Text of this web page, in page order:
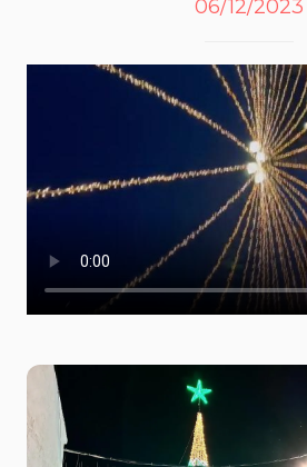
06/12/2023